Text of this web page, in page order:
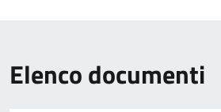
Elenco documenti